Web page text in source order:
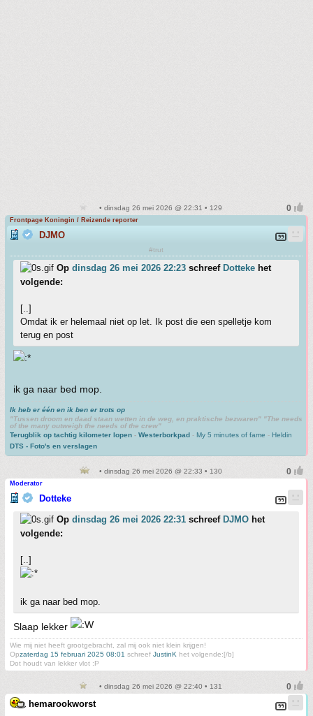
• dinsdag 26 mei 2026 @ 22:31 • 129
Frontpage Koningin / Reizende reporter
DJMO
#trut
Op dinsdag 26 mei 2026 22:23 schreef Dotteke het
volgende:
[..]
Omdat ik er helemaal niet op let. Ik post die een spelletje kom
terug en post
ik ga naar bed mop.
Ik heb er één en ik ben er trots op
"Tussen droom en daad staan wetten in de weg, en praktische bezwaren" "The needs
of the many outweigh the needs of the crew"
Terugblik op tachtig kilometer lopen - Westerborkpad - My 5 minutes of fame - Heldin
DTS - Foto's en verslagen
• dinsdag 26 mei 2026 @ 22:33 • 130
Moderator
Dotteke
Op dinsdag 26 mei 2026 22:31 schreef DJMO het
volgende:
[..]
ik ga naar bed mop.
Slaap lekker
Wie mij niet heeft grootgebracht, zal mij ook niet klein krijgen!
Opzaterdag 15 februari 2025 08:01 schreef JustinK het volgende:[/b]
Dot houdt van lekker vlot :P
• dinsdag 26 mei 2026 @ 22:40 • 131
hemarookworst